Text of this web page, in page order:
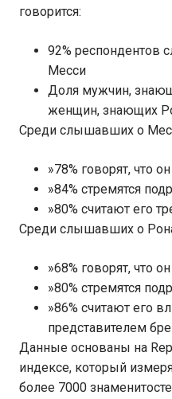
говорится:
92% респондентов
Месси
Доля мужчин,
женщин, знающих
Среди слышавших о
»78% говорят, что
»84% стремятся
»80% считают его
Среди слышавших о
»68% говорят, что
»80% стремятся
»86% считают его
представителем
Данные основаны на
индексе, который
более 7000